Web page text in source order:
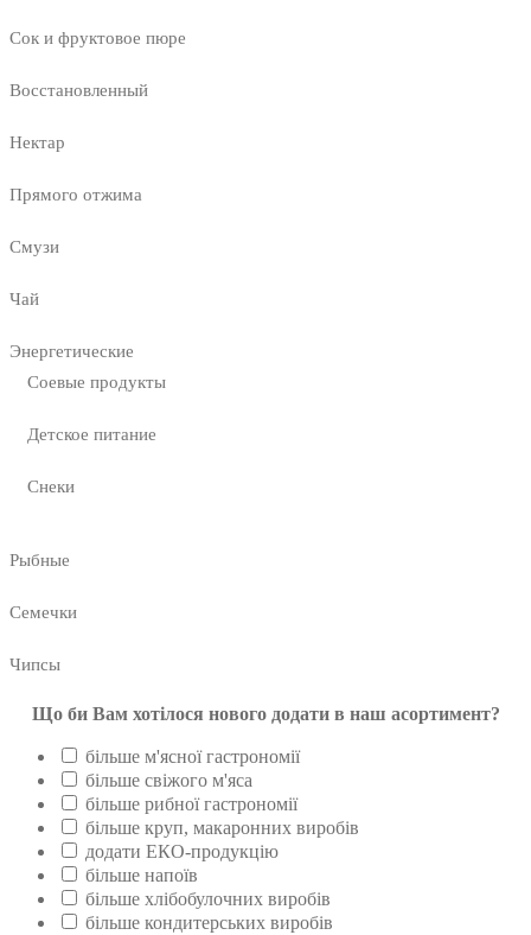
Сок и фруктовое пюре
Восстановленный
Нектар
Прямого отжима
Смузи
Чай
Энергетические
Соевые продукты
Детское питание
Снеки
Рыбные
Семечки
Чипсы
Що би Вам хотілося нового додати в наш асортимент?
більше м'ясної гастрономії
більше свіжого м'яса
більше рибної гастрономії
більше круп, макаронних виробів
додати ЕКО-продукцію
більше напоїв
більше хлібобулочних виробів
більше кондитерських виробів